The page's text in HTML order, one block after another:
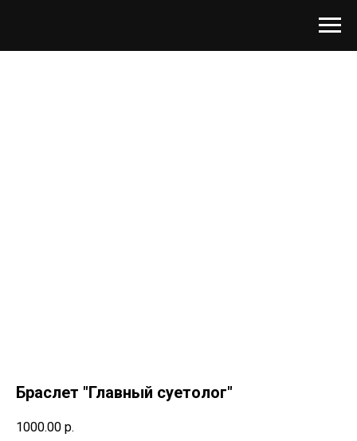
Браслет "Главный суетолог"
1000.00 р.